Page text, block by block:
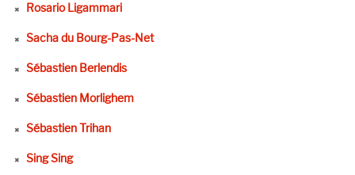
Rosario Ligammari
Sacha du Bourg-Pas-Net
Sébastien Berlendis
Sébastien Morlighem
Sébastien Trihan
Sing Sing